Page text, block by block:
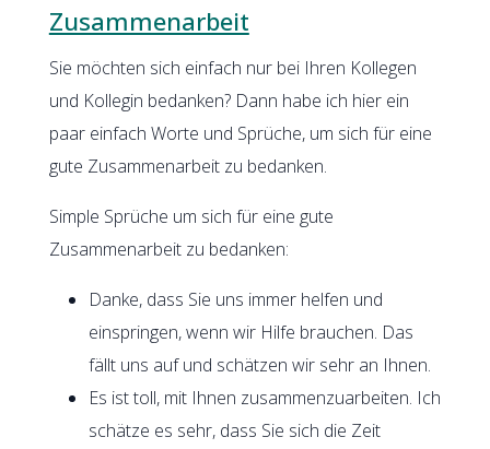
Zusammenarbeit
Sie möchten sich einfach nur bei Ihren Kollegen
und Kollegin bedanken? Dann habe ich hier ein
paar einfach Worte und Sprüche, um sich für eine
gute Zusammenarbeit zu bedanken.
Simple Sprüche um sich für eine gute
Zusammenarbeit zu bedanken:
Danke, dass Sie uns immer helfen und
einspringen, wenn wir Hilfe brauchen. Das
fällt uns auf und schätzen wir sehr an Ihnen.
Es ist toll, mit Ihnen zusammenzuarbeiten. Ich
schätze es sehr, dass Sie sich die Zeit